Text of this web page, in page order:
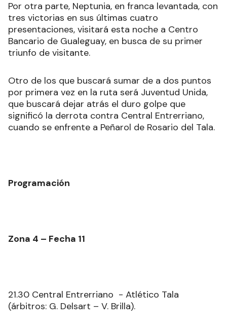
Por otra parte, Neptunia, en franca levantada, con
tres victorias en sus últimas cuatro
presentaciones, visitará esta noche a Centro
Bancario de Gualeguay, en busca de su primer
triunfo de visitante.
Otro de los que buscará sumar de a dos puntos
por primera vez en la ruta será Juventud Unida,
que buscará dejar atrás el duro golpe que
significó la derrota contra Central Entrerriano,
cuando se enfrente a Peñarol de Rosario del Tala.
Programación
Zona 4 – Fecha 11
21.30 Central Entrerriano - Atlético Tala
(árbitros: G. Delsart – V. Brilla).